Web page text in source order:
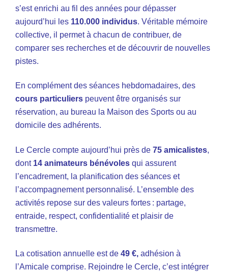
s’est enrichi au fil des années pour dépasser
aujourd’hui les 110.000 individus. Véritab le mémoire
collective, il permet à chacun de contribuer, de
comparer ses recherches et de découvrir de nouvelles
pistes.
En complément des séances hebdomadaires, des
cours particuliers peuvent être organisés sur
réservation, au bureau la Maison des Sports ou au
domicile des adhérents.
Le Cercle compte aujourd’hui près de 75 amicalistes,
dont 14 animateurs bénévoles qui assurent
l’encadrement, la planification des séances et
l’accompagnement personnalisé. L’ensemble des
activités repose sur des valeurs fortes : partage,
entraide, respect, confidentialité et plaisir de
transmettre.
La cotisation annuelle est de 49 €, adhésion à
l’Amicale comprise. Rejoindre le Cercle, c’est intégrer